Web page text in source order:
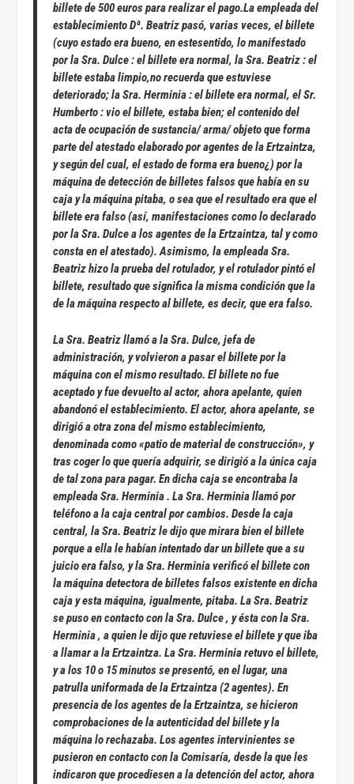
billete de 500 euros para realizar el pago.La empleada del
establecimiento Dª. Beatriz pasó, varias veces, el billete
(cuyo estado era bueno, en estesentido, lo manifestado
por la Sra. Dulce : el billete era normal, la Sra. Beatriz : el
billete estaba limpio,no recuerda que estuviese
deteriorado; la Sra. Herminia : el billete era normal, el Sr.
Humberto : vio el billete, estaba bien; el contenido del
acta de ocupación de sustancia/ arma/ objeto que forma
parte del atestado elaborado por agentes de la Ertzaintza,
y según del cual, el estado de forma era bueno¿) por la
máquina de detección de billetes falsos que había en su
caja y la máquina pitaba, o sea que el resultado era que el
billete era falso (así, manifestaciones como lo declarado
por la Sra. Dulce a los agentes de la Ertzaintza, tal y como
consta en el atestado). Asimismo, la empleada Sra.
Beatriz hizo la prueba del rotulador, y el rotulador pintó el
billete, resultado que significa la misma condición que la
de la máquina respecto al billete, es decir, que era falso.
La Sra. Beatriz llamó a la Sra. Dulce, jefa de
administración, y volvieron a pasar el billete por la
máquina con el mismo resultado. El billete no fue
aceptado y fue devuelto al actor, ahora apelante, quien
abandonó el establecimiento. El actor, ahora apelante, se
dirigió a otra zona del mismo establecimiento,
denominada como «patio de material de construcción», y
tras coger lo que quería adquirir, se dirigió a la única caja
de tal zona para pagar. En dicha caja se encontraba la
empleada Sra. Herminia . La Sra. Herminia llamó por
teléfono a la caja central por cambios. Desde la caja
central, la Sra. Beatriz le dijo que mirara bien el billete
porque a ella le habían intentado dar un billete que a su
juicio era falso, y la Sra. Herminia verificó el billete con
la máquina detectora de billetes falsos existente en dicha
caja y esta máquina, igualmente, pitaba. La Sra. Beatriz
se puso en contacto con la Sra. Dulce , y ésta con la Sra.
Herminia , a quien le dijo que retuviese el billete y que iba
a llamar a la Ertzaintza. La Sra. Herminia retuvo el billete,
y a los 10 o 15 minutos se presentó, en el lugar, una
patrulla uniformada de la Ertzaintza (2 agentes). En
presencia de los agentes de la Ertzaintza, se hicieron
comprobaciones de la autenticidad del billete y la
máquina lo rechazaba. Los agentes intervinientes se
pusieron en contacto con la Comisaría, desde la que les
indicaron que procediesen a la detención del actor, ahora